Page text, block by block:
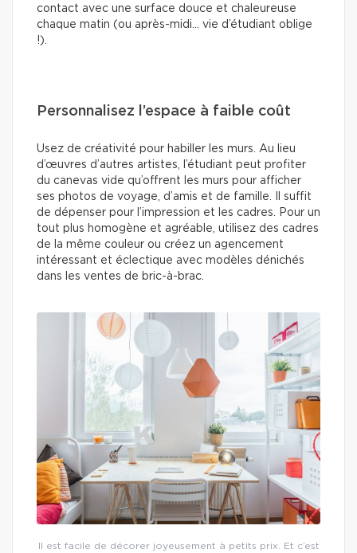
contact avec une surface douce et chaleureuse
chaque matin (ou après-midi… vie d’étudiant oblige
!).
Personnalisez l’espace à faible coût
Usez de créativité pour habiller les murs. Au lieu
d’œuvres d’autres artistes, l’étudiant peut profiter
du canevas vide qu’offrent les murs pour afficher
ses photos de voyage, d’amis et de famille. Il suffit
de dépenser pour l’impression et les cadres. Pour un
tout plus homogène et agréable, utilisez des cadres
de la même couleur ou créez un agencement
intéressant et éclectique avec modèles dénichés
dans les ventes de bric-à-brac.
Il est facile de décorer joyeusement à petits prix. Et c’est